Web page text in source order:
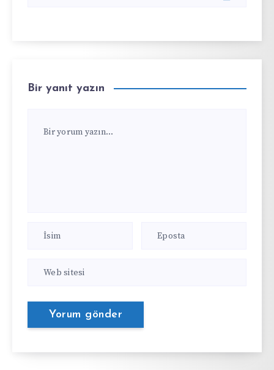
Bir yanıt yazın